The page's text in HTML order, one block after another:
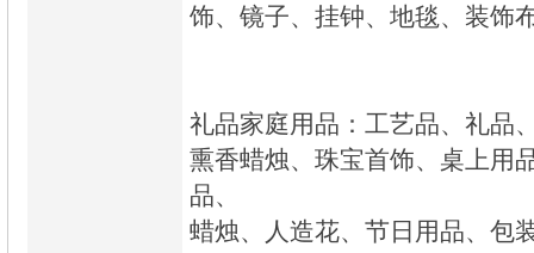
饰、镜子、挂钟、地毯、装饰
礼品家庭用品：工艺品、礼品
熏香蜡烛、珠宝首饰、桌上用
品、
蜡烛、人造花、节日用品、包